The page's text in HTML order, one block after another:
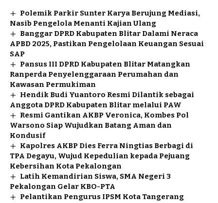
Polemik Parkir Sunter Karya Berujung Mediasi,
Nasib Pengelola Menanti Kajian Ulang
Banggar DPRD Kabupaten Blitar Dalami Neraca
APBD 2025, Pastikan Pengelolaan Keuangan Sesuai
SAP
Pansus III DPRD Kabupaten Blitar Matangkan
Ranperda Penyelenggaraan Perumahan dan
Kawasan Permukiman
Hendik Budi Yuantoro Resmi Dilantik sebagai
Anggota DPRD Kabupaten Blitar melalui PAW
Resmi Gantikan AKBP Veronica, Kombes Pol
Warsono Siap Wujudkan Batang Aman dan
Kondusif
Kapolres AKBP Dies Ferra Ningtias Berbagi di
TPA Degayu, Wujud Kepedulian kepada Pejuang
Kebersihan Kota Pekalongan
Latih Kemandirian Siswa, SMA Negeri 3
Pekalongan Gelar KBO-PTA
Pelantikan Pengurus IPSM Kota Tangerang